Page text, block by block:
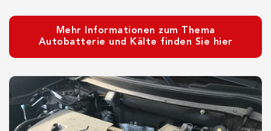
Mehr Informationen zum Thema
Autobatterie und Kälte finden Sie hier